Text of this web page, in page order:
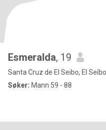
Esmeralda, 19
Santa Cruz de El Seibo, El
Søker: Mann 59 - 88